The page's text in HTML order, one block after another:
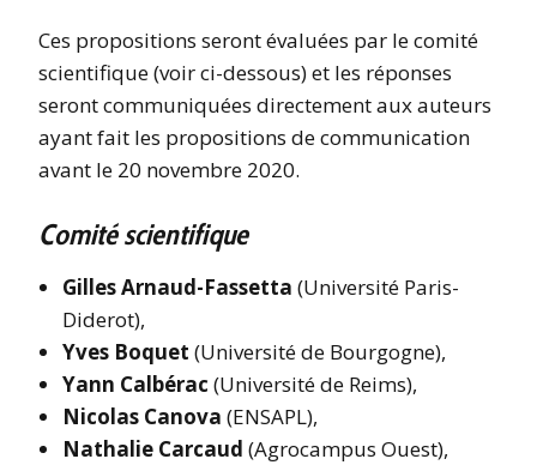
Ces propositions seront évaluées par le comité
scientifique (voir ci-dessous) et les réponses
seront communiquées directement aux auteurs
ayant fait les propositions de communication
avant le 20 novembre 2020.
Comité scientifique
Gilles Arnaud-Fassetta (Université Paris-
Diderot),
Yves Boquet (Université de Bourgogne),
Yann Calbérac (Université de Reims),
Nicolas Canova (ENSAPL),
Nathalie Carcaud (Agrocampus Ouest),